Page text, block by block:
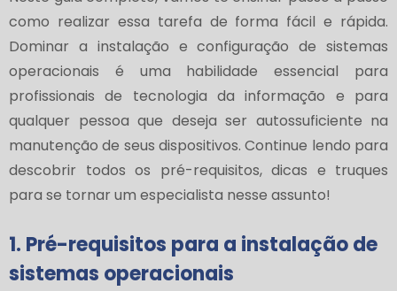
como realizar essa tarefa de forma fácil e rápida.
Dominar a instalação e configuração de sistemas
operacionais é uma habilidade essencial para
profissionais de tecnologia da informação e para
qualquer pessoa que deseja ser autossuficiente na
manutenção de seus dispositivos. Continue lendo para
descobrir todos os pré-requisitos, dicas e truques
para se tornar um especialista nesse assunto!
1. Pré-requisitos para a instalação de
sistemas operacionais